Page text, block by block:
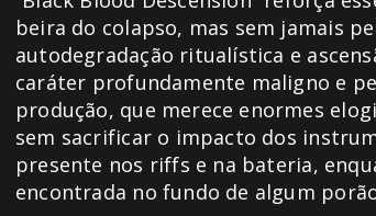
beira do colapso, mas sem jamais
autodegradação ritualística e
caráter profundamente maligno e
produção, que merece enormes
sem sacrificar o impacto dos
presente nos riffs e na bateria,
encontrada no fundo de algum